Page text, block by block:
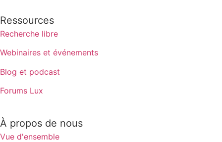
Ressources
Recherche libre
Webinaires et événements
Blog et podcast
Forums Lux
À propos de nous
Vue d'ensemble